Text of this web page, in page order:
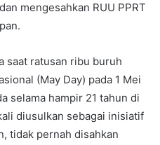
mengesahkan RUU PPRT
saat ratusan ribu buruh
(May Day) pada 1 Mei
selama hampir 21 tahun di
diusulkan sebagai inisiatif
tidak pernah disahkan